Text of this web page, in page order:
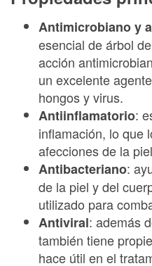
Antimicrobiano y
esencial de árbol
acción
un excelente
hongos y virus.
Antiinflamatorio:
inflamación, lo que
afecciones de la
Antibacteriano:
de la piel y del
utilizado para
Antiviral: además
también tiene
hace útil en el